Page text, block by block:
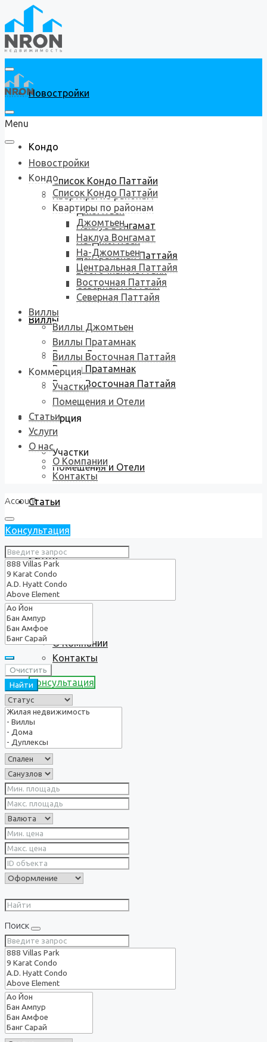
Новостройки
Кондо
Список Кондо Паттайи
Квартиры по районам
Джомтьен
Наклуа Вонгамат
На-Джомтьен
Центральная Паттайя
Восточная Паттайя
Северная Паттайя
Виллы
Виллы Джомтьен
Виллы Пратамнак
Виллы Восточная Паттайя
Коммерция
Участки
Помещения и Отели
Статьи
Услуги
О нас
О Компании
Контакты
Консультация
Menu
Новостройки
Кондо
Список Кондо Паттайи
Квартиры по районам
Джомтьен
Наклуа Вонгамат
На-Джомтьен
Центральная Паттайя
Восточная Паттайя
Северная Паттайя
Виллы
Виллы Джомтьен
Виллы Пратамнак
Виллы Восточная Паттайя
Коммерция
Участки
Помещения и Отели
Статьи
Услуги
О нас
О Компании
Контакты
Account
Консультация
Очистить
Найти
Поиск